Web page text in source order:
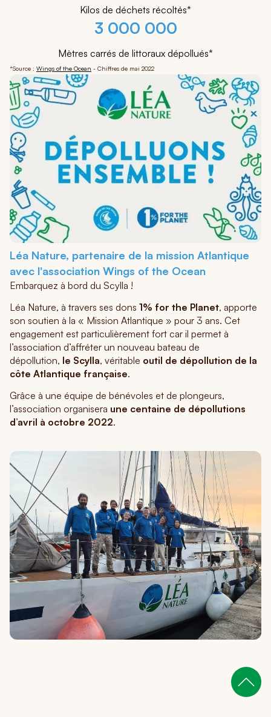
Kilos de déchets récoltés*
3 000 000
Mètres carrés de littoraux dépollués*
*Source : Wings of the Ocean - Chiffres de mai 2022
Léa Nature, partenaire de la mission Atlantique
avec l'association Wings of the Ocean
Embarquez à bord du Scylla !
Léa Nature, à travers ses dons 1% for the Planet, apporte
son soutien à la « Mission Atlantique » pour 3 ans. Cet
engagement est particulièrement fort car il permet à
l’association d’affréter un nouveau bateau de
dépollution, le Scylla, véritable outil de dépollution de la
côte Atlantique française.
Grâce à une équipe de bénévoles et de plongeurs,
l’association organisera une centaine de dépollutions
d’avril à octobre 2022.